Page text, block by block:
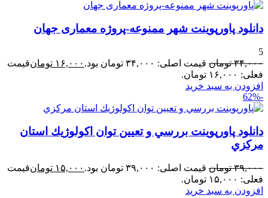
دانلود پاورپوینت شهر ممنوعه-پروژه معماری جهان
5
۳۴,۰۰۰ تومان قیمت اصلی: ۳۴,۰۰۰ تومان بود. ۱۶,۰۰۰ تومانقیمت
فعلی: ۱۶,۰۰۰ تومان.
افزودن به سبد خرید
-62%
دانلود پاورپوینت بررسي و تعيين توان اكولوژيك استان
مركزي
۳۹,۰۰۰ تومان قیمت اصلی: ۳۹,۰۰۰ تومان بود. ۱۵,۰۰۰ تومانقیمت
فعلی: ۱۵,۰۰۰ تومان.
افزودن به سبد خرید